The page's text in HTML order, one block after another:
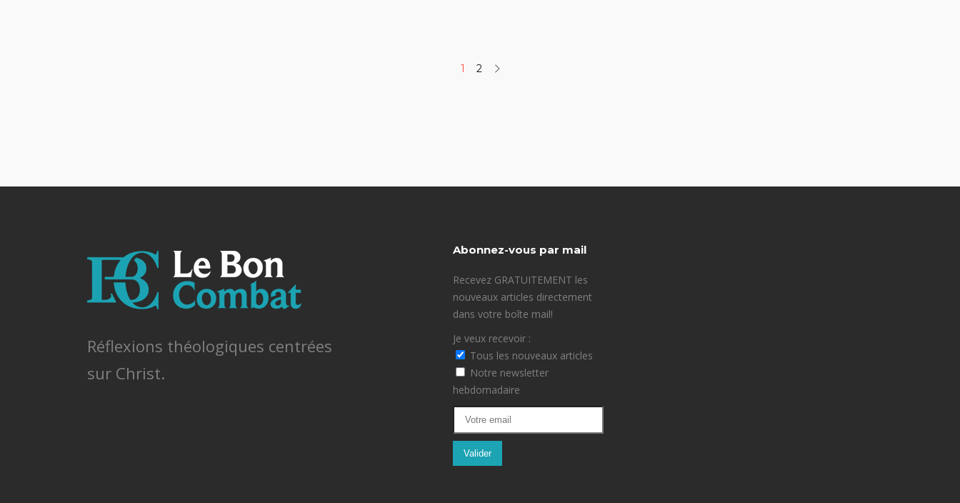
1 2
Réflexions théologiques centrées
sur Christ.
Abonnez-vous par mail
Recevez GRATUITEMENT les
nouveaux articles directement
dans votre boîte mail!
Je veux recevoir :
Tous les nouveaux articles
Notre newsletter
hebdomadaire